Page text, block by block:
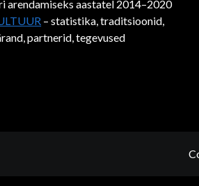
arendamiseks aastatel 2014–2020
– statistika, traditsioonid,
partnerid, tegevused